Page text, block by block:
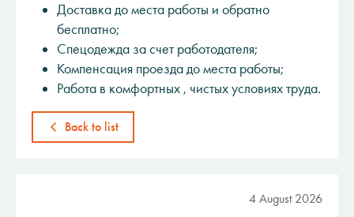
Доставка до места работы и обратно
бесплатно;
Спецодежда за счет работодателя;
Компенсация проезда до места работы;
Работа в комфортных , чистых условиях труда.
Back to list
4 August 2026